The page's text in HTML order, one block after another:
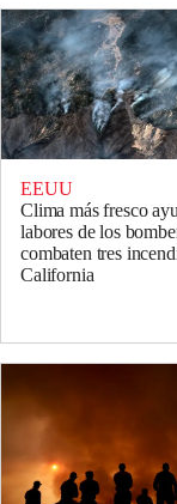
EEUU
Clima más fresco
labores de los
combaten tres
California